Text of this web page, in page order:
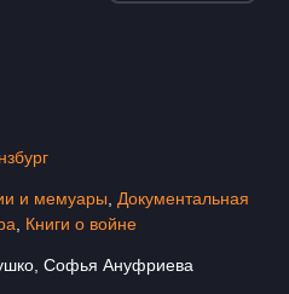
и мемуары
Документальная
Книги о войне
Софья Ануфриева